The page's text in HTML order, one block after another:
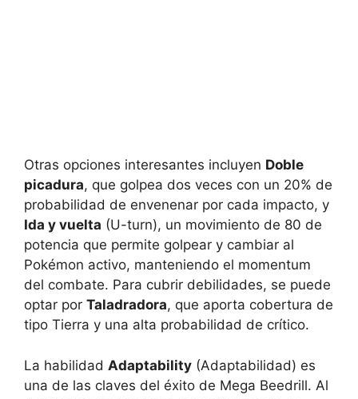
Otras opciones interesantes incluyen Doble
picadura, que golpea dos veces con un 20% de
probabilidad de envenenar por cada impacto, y
Ida y vuelta (U-turn), un movimiento de 80 de
potencia que permite golpear y cambiar al
Pokémon activo, manteniendo el momentum
del combate. Para cubrir debilidades, se puede
optar por Taladradora, que aporta cobertura de
tipo Tierra y una alta probabilidad de crítico.
La habilidad Adaptability (Adaptabilidad) es
una de las claves del éxito de Mega Beedrill. Al